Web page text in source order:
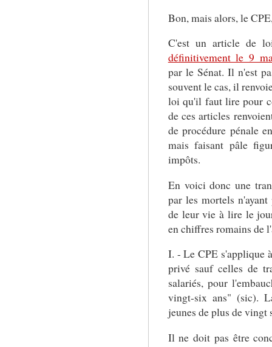
Bon, mais alors, le
C'est un article de
définitivement le 9
par le Sénat. Il n'est
souvent le cas, il
loi qu'il faut lire pour
de ces articles
de procédure pénale
mais faisant pâle
impôts.
En voici donc une
par les mortels
de leur vie à lire le
en chiffres romains de
I. - Le CPE s'applique
privé sauf celles de
salariés, pour
vingt-six ans" (sic).
jeunes de plus de vingt
Il ne doit pas être